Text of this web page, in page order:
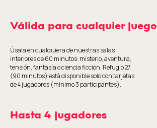
Válida para cualquier juego
Úsala en cualquiera de nuestras salas
interiores de 60 minutos: misterio, aventura,
tensión, fantasía o ciencia ficción. Refugio 27
(90 minutos) está disponible solo con tarjetas
de 4 jugadores (mínimo 3 participantes).
Hasta 4 jugadores